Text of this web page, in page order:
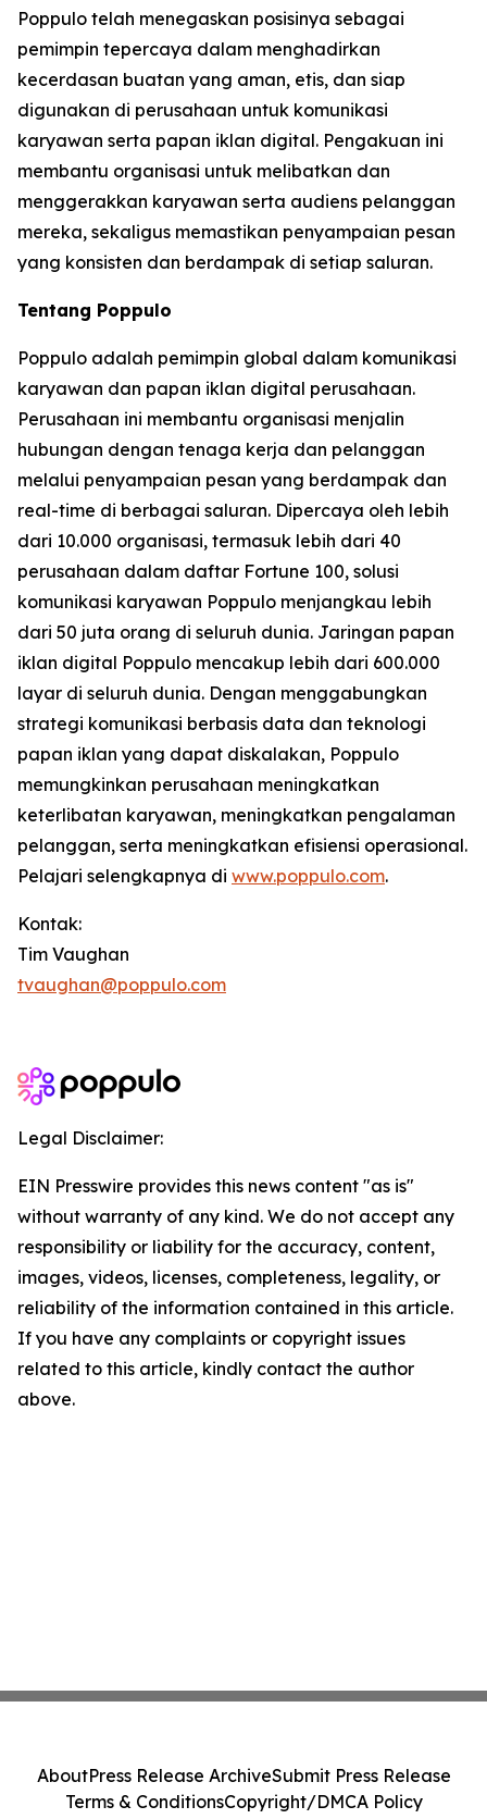
Poppulo telah menegaskan posisinya sebagai
pemimpin tepercaya dalam menghadirkan
kecerdasan buatan yang aman, etis, dan siap
digunakan di perusahaan untuk komunikasi
karyawan serta papan iklan digital. Pengakuan ini
membantu organisasi untuk melibatkan dan
menggerakkan karyawan serta audiens pelanggan
mereka, sekaligus memastikan penyampaian pesan
yang konsisten dan berdampak di setiap saluran.
Tentang Poppulo
Poppulo adalah pemimpin global dalam komunikasi
karyawan dan papan iklan digital perusahaan.
Perusahaan ini membantu organisasi menjalin
hubungan dengan tenaga kerja dan pelanggan
melalui penyampaian pesan yang berdampak dan
real-time di berbagai saluran. Dipercaya oleh lebih
dari 10.000 organisasi, termasuk lebih dari 40
perusahaan dalam daftar Fortune 100, solusi
komunikasi karyawan Poppulo menjangkau lebih
dari 50 juta orang di seluruh dunia. Jaringan papan
iklan digital Poppulo mencakup lebih dari 600.000
layar di seluruh dunia. Dengan menggabungkan
strategi komunikasi berbasis data dan teknologi
papan iklan yang dapat diskalakan, Poppulo
memungkinkan perusahaan meningkatkan
keterlibatan karyawan, meningkatkan pengalaman
pelanggan, serta meningkatkan efisiensi operasional.
Pelajari selengkapnya di www.poppulo.com.
Kontak:
Tim Vaughan
tvaughan@poppulo.com
Legal Disclaimer:
EIN Presswire provides this news content "as is"
without warranty of any kind. We do not accept any
responsibility or liability for the accuracy, content,
images, videos, licenses, completeness, legality, or
reliability of the information contained in this article.
If you have any complaints or copyright issues
related to this article, kindly contact the author
above.
AboutPress Release ArchiveSubmit Press Release
Terms & ConditionsCopyright/DMCA Policy